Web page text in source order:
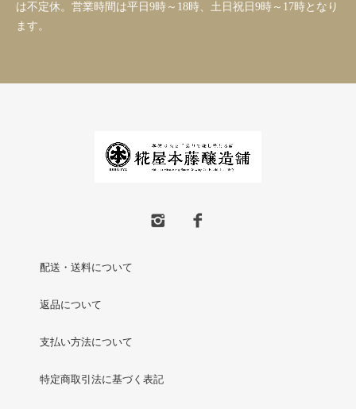
は不定休。営業時間は平日9時～18時、土日祝日9時～17時となり
ます。
配送・送料について
返品について
支払い方法について
特定商取引法に基づく表記